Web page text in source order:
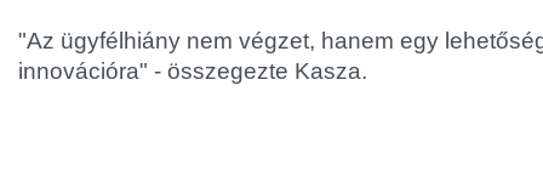
"Az ügyfélhiány nem végzet, hanem egy
innovációra" - összegezte Kasza.